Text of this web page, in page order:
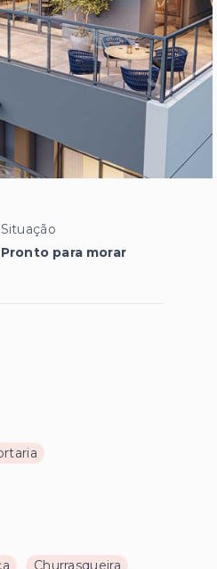
Situação
Pronto para morar
Churrasqueira